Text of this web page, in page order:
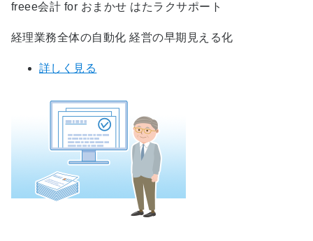
freee会計 for おまかせ はたラクサポート
経理業務全体の自動化 経営の早期見える化
詳しく見る